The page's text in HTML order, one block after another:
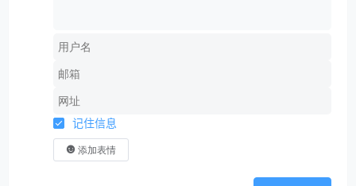
记住信息
添加表情